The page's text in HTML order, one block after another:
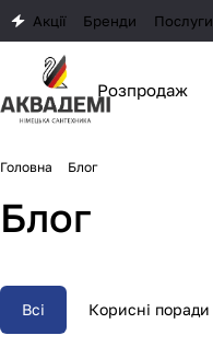
Акції Бренди Послуги
Розпродаж
Головна Блог
Блог
Всі Корисні поради